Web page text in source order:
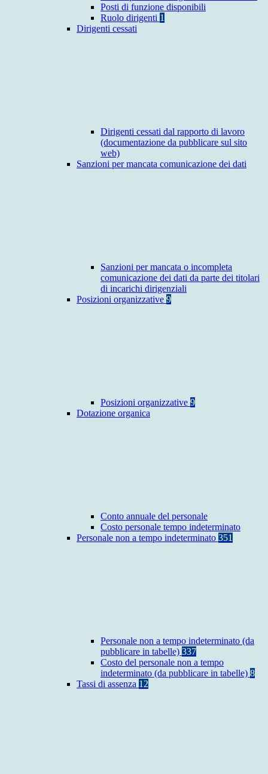
Posti di funzione disponibili
Ruolo dirigenti 1
Dirigenti cessati
Dirigenti cessati dal rapporto di lavoro
(documentazione da pubblicare sul sito
web)
Sanzioni per mancata comunicazione dei dati
Sanzioni per mancata o incompleta
comunicazione dei dati da parte dei titolari
di incarichi dirigenziali
Posizioni organizzative 9
Posizioni organizzative 9
Dotazione organica
Conto annuale del personale
Costo personale tempo indeterminato
Personale non a tempo indeterminato 351
Personale non a tempo indeterminato (da
pubblicare in tabelle) 337
Costo del personale non a tempo
indeterminato (da pubblicare in tabelle) 8
Tassi di assenza 12